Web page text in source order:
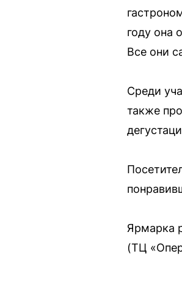
году она
Все они
Среди
также
Ярмарка
(ТЦ